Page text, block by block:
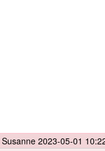
Susanne 2023-05-01